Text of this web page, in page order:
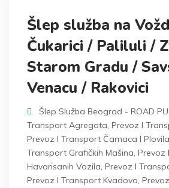
Šlep služba na
Čukarici / Paliluli /
Starom Gradu /
Venacu / Rakovici
Šlep Služba Beograd - ROAD
Transport Agregata, Prevoz I
Prevoz I Transport Čamaca I Plovila
Transport Grafičkih Mašina, Prevoz
Havarisanih Vozila, Prevoz I
Prevoz I Transport Kvadova,